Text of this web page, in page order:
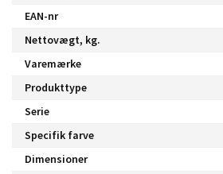
EAN-nr
Nettovægt, kg.
Varemærke
Produkttype
Serie
Specifik farve
Dimensioner